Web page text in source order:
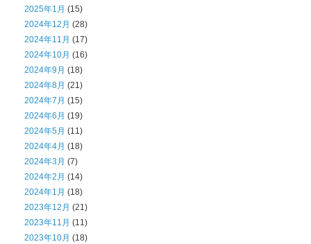
2025年1月 (15)
2024年12月 (28)
2024年11月 (17)
2024年10月 (16)
2024年9月 (18)
2024年8月 (21)
2024年7月 (15)
2024年6月 (19)
2024年5月 (11)
2024年4月 (18)
2024年3月 (7)
2024年2月 (14)
2024年1月 (18)
2023年12月 (21)
2023年11月 (11)
2023年10月 (18)